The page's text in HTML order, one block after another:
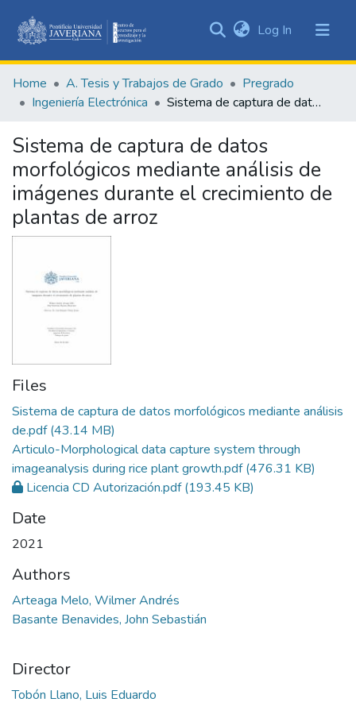
&
Collections
Statistics
Log In (current)
Home A. Tesis y Trabajos de Grado
Pregrado
Ingeniería Electrónica
Sistema de captura de datos morfológicos mediante análisis de imágenes durante el crecimiento de plantas de arroz
Sistema de captura de datos
morfológicos mediante análisis de
imágenes durante el crecimiento de
plantas de arroz
Files
Sistema de captura de datos morfológicos mediante análisis
de.pdf(43.14 MB)
Articulo-Morphological data capture system through
imageanalysis during rice plant growth.pdf(476.31 KB)
Licencia CD Autorización.pdf(193.45 KB)
Date
2021
Authors
Arteaga Melo, Wilmer Andrés
Basante Benavides, John Sebastián
Director
Tobón Llano, Luis Eduardo